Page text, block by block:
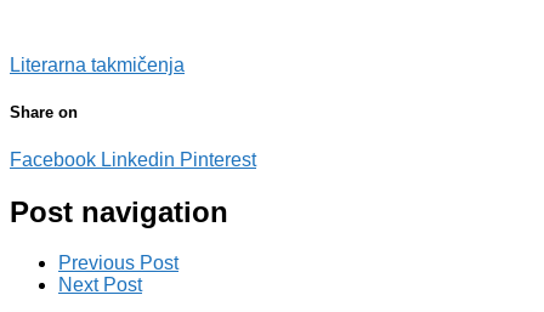
Literarna takmičenja
Share on
Facebook Linkedin Pinterest
Post navigation
Previous Post
Next Post